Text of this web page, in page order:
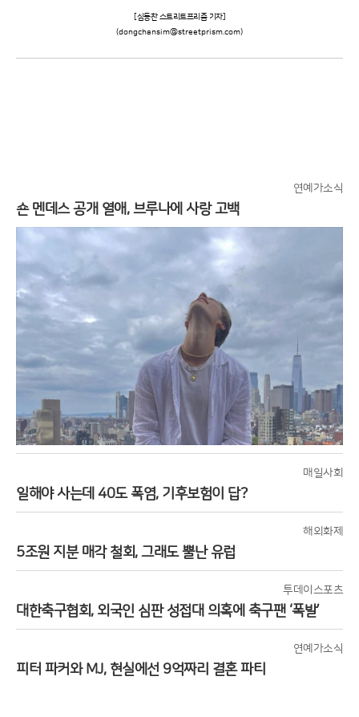
[심동찬 스트리트프리즘 기자]
(dongchansim@streetprism.com)
연예가소식
숀 멘데스 공개 열애, 브루나에 사랑 고백
매일사회
일해야 사는데 40도 폭염, 기후보험이 답?
해외화제
5조원 지분 매각 철회, 그래도 뿔난 유럽
투데이스포츠
대한축구협회, 외국인 심판 성접대 의혹에 축구팬 ‘폭발’
연예가소식
피터 파커와 MJ, 현실에선 9억짜리 결혼 파티